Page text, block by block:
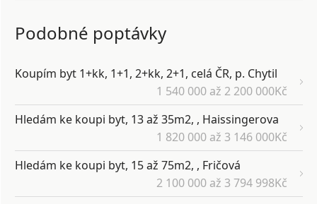
Podobné poptávky
Koupím byt 1+kk, 1+1, 2+kk, 2+1, celá ČR, p. Chytil
1 540 000 až 2 200 000Kč
Hledám ke koupi byt, 13 až 35m2, , Haissingerova
1 820 000 až 3 146 000Kč
Hledám ke koupi byt, 15 až 75m2, , Fričová
2 100 000 až 3 794 998Kč